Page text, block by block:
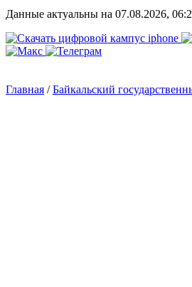
Данные актуальны на 07.08.2026,
Главная /Байкальский